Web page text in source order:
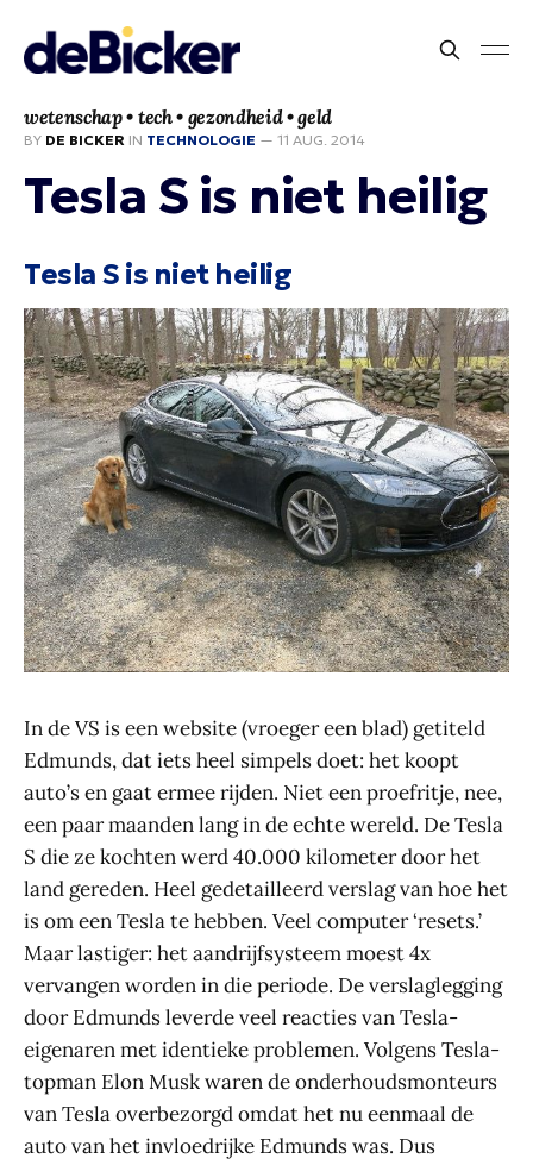
wetenschap • tech • gezondheid • geld
BY DE BICKER IN TECHNOLOGIE — 11 AUG. 2014
Tesla S is niet heilig
Tesla S is niet heilig
In de VS is een website (vroeger een blad) getiteld
Edmunds, dat iets heel simpels doet: het koopt
auto’s en gaat ermee rijden. Niet een proefritje, nee,
een paar maanden lang in de echte wereld. De Tesla
S die ze kochten werd 40.000 kilometer door het
land gereden. Heel gedetailleerd verslag van hoe het
is om een Tesla te hebben. Veel computer ‘resets.’
Maar lastiger: het aandrijfsysteem moest 4x
vervangen worden in die periode. De verslaglegging
door Edmunds leverde veel reacties van Tesla-
eigenaren met identieke problemen. Volgens Tesla-
topman Elon Musk waren de onderhoudsmonteurs
van Tesla overbezorgd omdat het nu eenmaal de
auto van het invloedrijke Edmunds was. Dus